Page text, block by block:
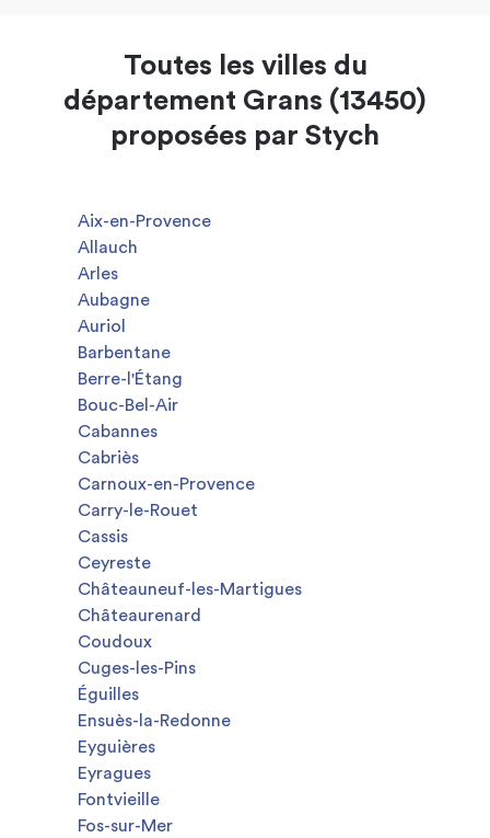
Toutes les villes du
département Grans (13450)
proposées par Stych
Aix-en-Provence
Allauch
Arles
Aubagne
Auriol
Barbentane
Berre-l'Étang
Bouc-Bel-Air
Cabannes
Cabriès
Carnoux-en-Provence
Carry-le-Rouet
Cassis
Ceyreste
Châteauneuf-les-Martigues
Châteaurenard
Coudoux
Cuges-les-Pins
Éguilles
Ensuès-la-Redonne
Eyguières
Eyragues
Fontvieille
Fos-sur-Mer